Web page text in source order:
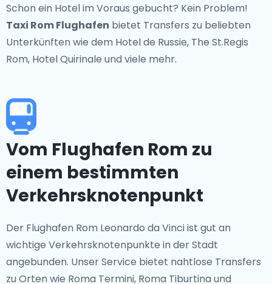
Schon ein Hotel im Voraus gebucht? Kein Problem!
Taxi Rom Flughafen bietet Transfers zu beliebten
Unterkünften wie dem Hotel de Russie, The St.Regis
Rom, Hotel Quirinale und viele mehr.
Vom Flughafen Rom zu
einem bestimmten
Verkehrsknotenpunkt
Der Flughafen Rom Leonardo da Vinci ist gut an
wichtige Verkehrsknotenpunkte in der Stadt
angebunden. Unser Service bietet nahtlose Transfers
zu Orten wie Roma Termini, Roma Tiburtina und